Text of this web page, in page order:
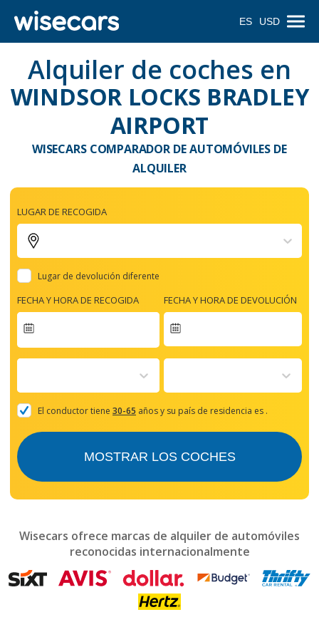
ES USD
Alquiler de coches en
WINDSOR LOCKS BRADLEY
AIRPORT
WISECARS COMPARADOR DE AUTOMÓVILES DE
ALQUILER
LUGAR DE RECOGIDA
Lugar de devolución diferente
FECHA Y HORA DE RECOGIDA
forward
with
the
and
mark
get
the
FECHA Y HORA DE DEVOLUCIÓN
El conductor tiene 30-65 años y su país de residencia es .
MOSTRAR LOS COCHES
Wisecars ofrece marcas de alquiler de automóviles
reconocidas internacionalmente